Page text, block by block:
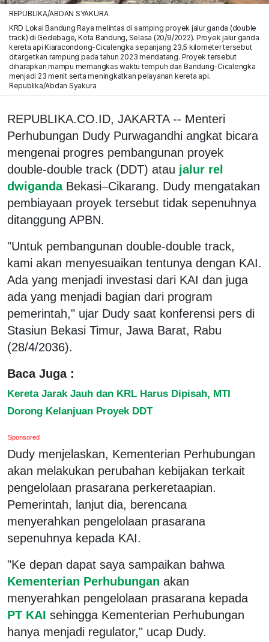
REPUBLIKA/ABDAN SYAKURA
KRD Lokal Bandung Raya melintas di samping proyek jalur ganda (double
track) di Gedebage, Kota Bandung, Selasa (20/9/2022). Proyek jalur ganda
kereta api Kiaracondong-Cicalengka sepanjang 23,5 kilometer tersebut
ditargetkan rampung pada tahun 2023 mendatang. Proyek tersebut
diharapkan mampu memangkas waktu tempuh dari Bandung-Cicalengka
menjadi 23 menit serta meningkatkan pelayanan kereta api.
Republika/Abdan Syakura
REPUBLIKA.CO.ID, JAKARTA -- Menteri
Perhubungan Dudy Purwagandhi angkat bicara
mengenai progres pembangunan proyek
double-double track (DDT) atau jalur rel
dwiganda Bekasi–Cikarang. Dudy mengatakan
pembiayaan proyek tersebut tidak sepenuhnya
ditanggung APBN.
"Untuk pembangunan double-double track,
kami akan menyesuaikan tentunya dengan KAI.
Ada yang menjadi investasi dari KAI dan juga
ada yang menjadi bagian dari program
pemerintah," ujar Dudy saat konferensi pers di
Stasiun Bekasi Timur, Jawa Barat, Rabu
(28/4/2036).
Baca Juga :
Kereta Jarak Jauh dan KRL Harus Dipisah, MTI
Dorong Kelanjuan Proyek DDT
Sponsored
Dudy menjelaskan, Kementerian Perhubungan
akan melakukan perubahan kebijakan terkait
pengelolaan prasarana perkeretaapian.
Pemerintah, lanjut dia, berencana
menyerahkan pengelolaan prasarana
sepenuhnya kepada KAI.
"Ke depan dapat saya sampaikan bahwa
Kementerian Perhubungan akan
menyerahkan pengelolaan prasarana kepada
PT KAI sehingga Kementerian Perhubungan
hanya menjadi regulator," ucap Dudy.